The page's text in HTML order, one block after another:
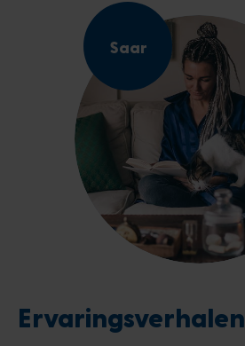
Saar
Ervaringsverhalen